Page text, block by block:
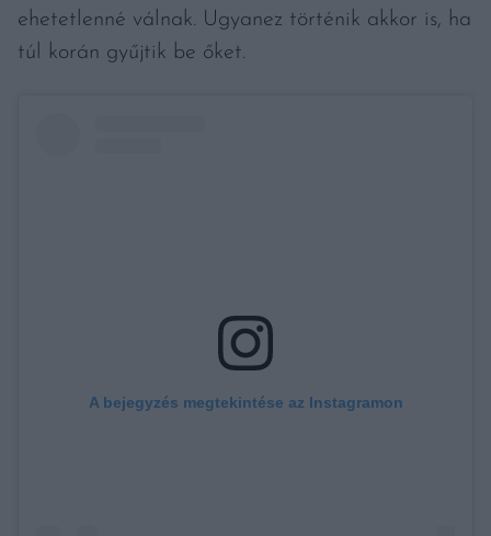
ehetetlenné válnak. Ugyanez történik akkor is, ha
túl korán gyűjtik be őket.
A bejegyzés megtekintése az Instagramon